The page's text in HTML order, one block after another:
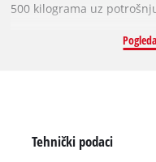
500 kilograma uz
dužine 12 metara (Ø 4,0
nuždi. Motor je
Tehnički podaci